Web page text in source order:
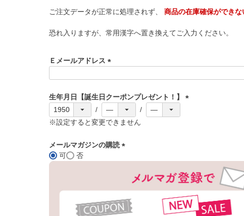
ご注文データが正常に処理されず、 商品の在庫確保ができな
恐れ入りますが、常用漢字へ置き換えてご入力ください。
Ｅメールアドレス
須
)
生年月日【誕生日クーポンプレゼント！】
※設定すると変更できません
メールマガジンの購読
)
可 否